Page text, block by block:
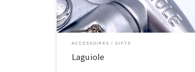
ACCESSOIRES GIFTS
Laguiole